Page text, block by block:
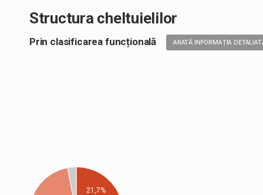
Structura cheltuielilor
Prin clasificarea funcțională ARATĂ INFORMAȚIA
21,7%